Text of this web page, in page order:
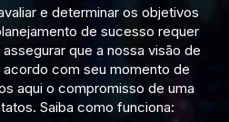
e determinar os objetivos
de sucesso requer
que a nossa visão de
com seu momento de
aqui o compromisso de uma
Saiba como funciona: